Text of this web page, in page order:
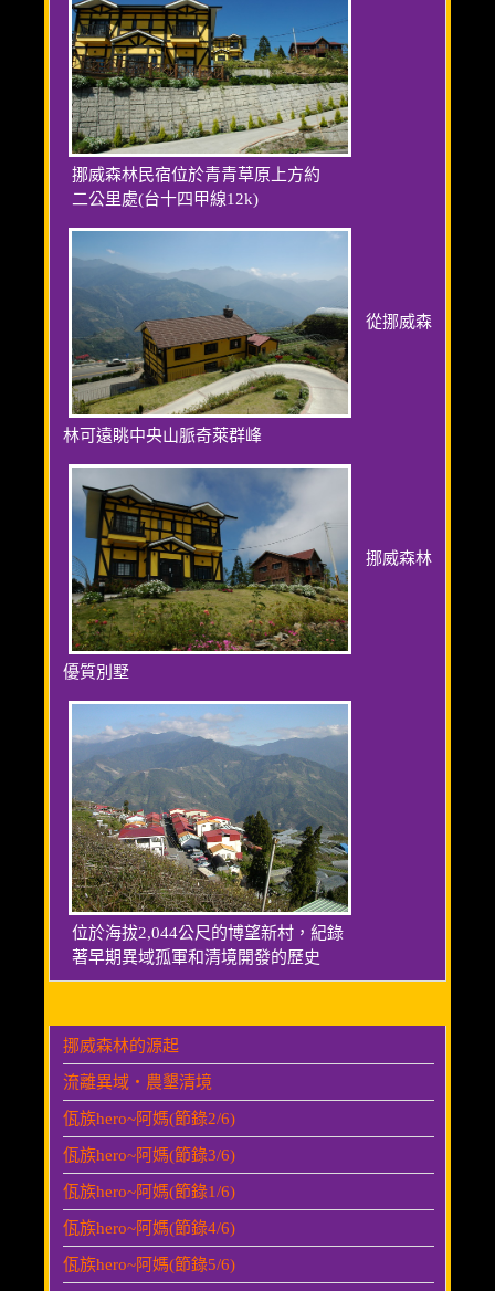
挪威森林民宿位於青青草原上方約
二公里處(台十四甲線12k)
從挪威森
林可遠眺中央山脈奇萊群峰
挪威森林
優質別墅
位於海拔2,044公尺的博望新村，紀錄
著早期異域孤軍和清境開發的歷史
挪威森林的源起
流離異域‧農墾清境
佤族hero~阿媽(節錄2/6)
佤族hero~阿媽(節錄3/6)
佤族hero~阿媽(節錄1/6)
佤族hero~阿媽(節錄4/6)
佤族hero~阿媽(節錄5/6)